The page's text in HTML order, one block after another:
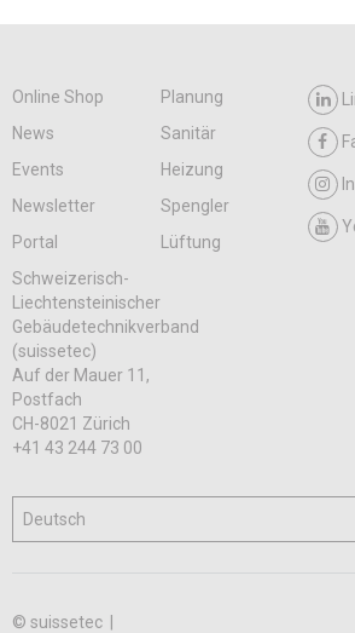
Online Shop
Planung
News
Sanitär
Events
Heizung
Newsletter
Spengler
Portal
Lüftung
Schweizerisch-
Liechtensteinischer
Gebäudetechnikverband
(suissetec)
Auf der Mauer 11,
Postfach
CH-8021 Zürich
+41 43 244 73 00
© suissetec |